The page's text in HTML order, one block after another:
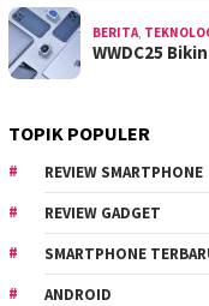
BERITA
WWDC25
TOPIK POPULER
REVIEW SMARTPHONE
REVIEW GADGET
SMARTPHONE
ANDROID